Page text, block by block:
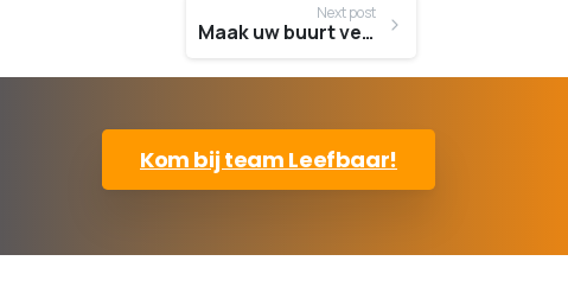
Next post
Maak uw buurt veiliger met de aanschaf van een AED
Kom bij team Leefbaar!